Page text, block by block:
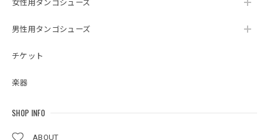
女性用タンゴシューズ
男性用タンゴシューズ
チケット
楽器
SHOP INFO
ABOUT